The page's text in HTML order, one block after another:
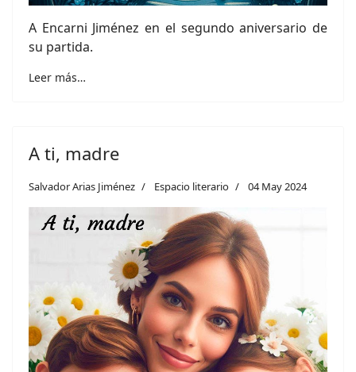
A Encarni Jiménez en el segundo aniversario de
su partida.
Leer más…
A ti, madre
Salvador Arias Jiménez Espacio literario 04 May 2024